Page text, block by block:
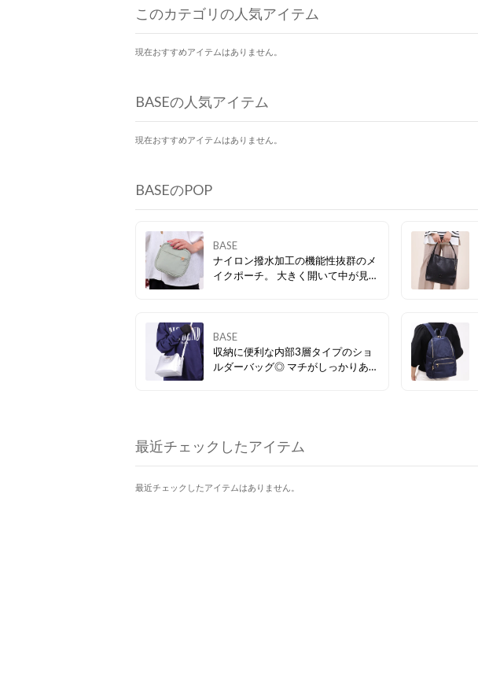
このカテゴリの人気アイテム
現在おすすめアイテムはありません。
BASEの人気アイテム
現在おすすめアイテムはありません。
BASEのPOP
BASE
ナイロン撥水加工の機能性抜群のメ
イクポーチ。 大きく開いて中が見え
便利。
BASE
収納に便利な内部3層タイプのショ
ルダーバッグ◎ マチがしっかりある
最近チェックしたアイテム
最近チェックしたアイテムはありません。